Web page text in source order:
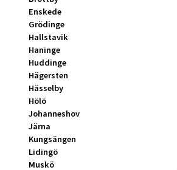
Enskede
Grödinge
Hallstavik
Haninge
Huddinge
Hägersten
Hässelby
Hölö
Johanneshov
Järna
Kungsängen
Lidingö
Muskö